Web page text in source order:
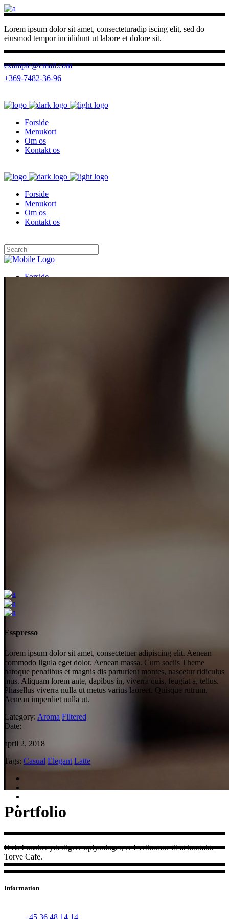
Lorem ipsum dolor sit amet, consecteturadip iscing elit, sed do
eiusmod tempor incididunt ut labore et dolore sit.
example@email.com
+369-7482-36-96
Forside
Menukort
Om os
Kontakt os
Forside
Menukort
Om os
Kontakt os
Forside
Portfolio
Esspresso
Lorem ipsum dolor sit amet, consectetuer adipiscing elit. Aenean
commodo ligula eget dolor. Aenean massa. Cum sociis Theme
natoque penatibus et magnis dis parturient montes, nascetur ridiculus
mus. Aliquam lorem ante, dapibus in, viverra quis, feugiat a, tellus.
Phasellus viverra nulla ut metus varius laoreet. Quisque rutrum.
Aenean imperdiet nulla ut.
Category: Aroma Filtered
Date:
april 2, 2018
Tags: Casual Elegant Latte
Hvis I ønsker yderligere oplysninger, er I velkomne til at kontakte
Torve Cafe.
Information
+45 36 48 14 14